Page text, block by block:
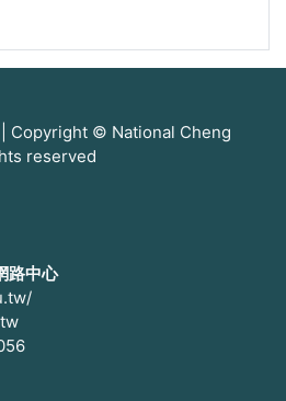
| Copyright © National Cheng
reserved
路中心